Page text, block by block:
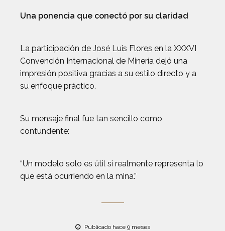
Una ponencia que conectó por su claridad
La participación de José Luis Flores en la XXXVI
Convención Internacional de Minería dejó una
impresión positiva gracias a su estilo directo y a
su enfoque práctico.
Su mensaje final fue tan sencillo como
contundente:
“Un modelo solo es útil si realmente representa lo
que está ocurriendo en la mina.”
Publicado hace 9 meses